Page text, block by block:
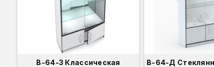
В-64-З Классическая
В-64-Д